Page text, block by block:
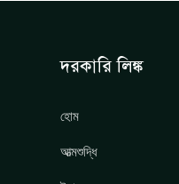
দরকারি লিঙ্ক
হোম
আত্মশুদ্ধি